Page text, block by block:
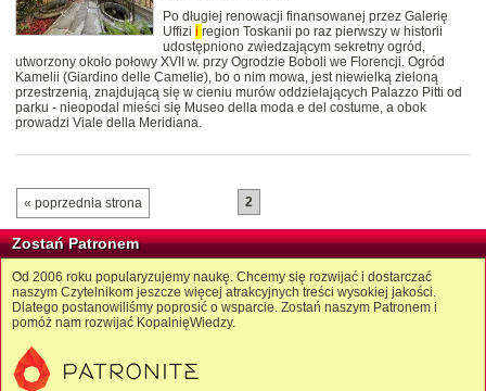
Po długiej renowacji finansowanej przez Galerię
Uffizi i region Toskanii po raz pierwszy w historii
udostępniono zwiedzającym sekretny ogród,
utworzony około połowy XVII w. przy Ogrodzie Boboli we Florencji. Ogród
Kamelii (Giardino delle Camelie), bo o nim mowa, jest niewielką zieloną
przestrzenią, znajdującą się w cieniu murów oddzielających Palazzo Pitti od
parku - nieopodal mieści się Museo della moda e del costume, a obok
prowadzi Viale della Meridiana.
« poprzednia strona 2
Zostań Patronem
Od 2006 roku popularyzujemy naukę. Chcemy się rozwijać i dostarczać
naszym Czytelnikom jeszcze więcej atrakcyjnych treści wysokiej jakości.
Dlatego postanowiliśmy poprosić o wsparcie. Zostań naszym Patronem i
pomóż nam rozwijać KopalnięWiedzy.